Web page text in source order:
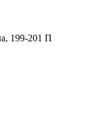
199-201 П